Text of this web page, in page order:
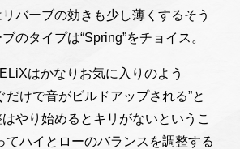
バーブの効きも少し薄くするそう
のタイプは“Spring”をチョイス。
はかなりお気に入りのよう
だけで音がビルドアップされる”と
やり始めるとキリがないというこ
てハイとローのバランスを調整する